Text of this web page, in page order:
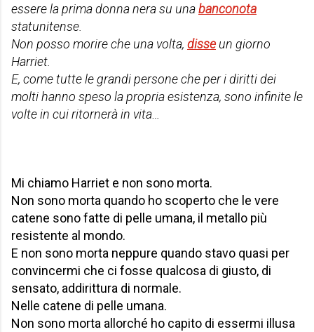
essere la prima donna nera su unabanconota
statunitense.
Non posso morire che una volta, disseun giorno
Harriet.
E, come tutte le grandi persone che per i diritti dei
molti hanno speso la propria esistenza, sono infinite le
volte in cui ritornerà in vita…
Mi chiamo Harriet e non sono morta.
Non sono morta quando ho scoperto che le vere
catene sono fatte di pelle umana, il metallo più
resistente al mondo.
E non sono morta neppure quando stavo quasi per
convincermi che ci fosse qualcosa di giusto, di
sensato, addirittura di normale.
Nelle catene di pelle umana.
Non sono morta allorché ho capito di essermi illusa